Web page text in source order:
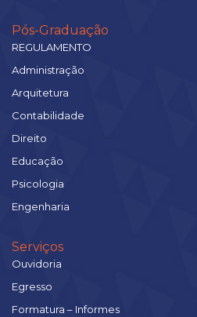
Pós-Graduação
REGULAMENTO
Administração
Arquitetura
Contabilidade
Direito
Educação
Psicologia
Engenharia
Serviços
Ouvidoria
Egresso
Formatura – Informes